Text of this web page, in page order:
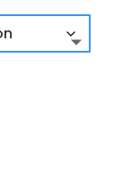
precios:
desde
449,00€